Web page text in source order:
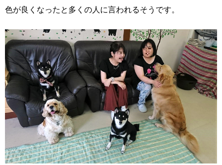
色が良くなったと多くの人に言われるそうです。